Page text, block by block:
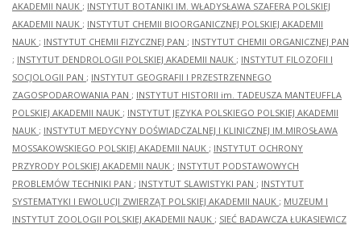
AKADEMII NAUK ; INSTYTUT BOTANIKI IM. WŁADYSŁAWA SZAFERA POLSKIEJ
AKADEMII NAUK ; INSTYTUT CHEMII BIOORGANICZNEJ POLSKIEJ AKADEMII
NAUK ; INSTYTUT CHEMII FIZYCZNEJ PAN ; INSTYTUT CHEMII ORGANICZNEJ PAN
; INSTYTUT DENDROLOGII POLSKIEJ AKADEMII NAUK ; INSTYTUT FILOZOFII I
SOCJOLOGII PAN ; INSTYTUT GEOGRAFII I PRZESTRZENNEGO
ZAGOSPODAROWANIA PAN ; INSTYTUT HISTORII im. TADEUSZA MANTEUFFLA
POLSKIEJ AKADEMII NAUK ; INSTYTUT JĘZYKA POLSKIEGO POLSKIEJ AKADEMII
NAUK ; INSTYTUT MEDYCYNY DOŚWIADCZALNEJ I KLINICZNEJ IM.MIROSŁAWA
MOSSAKOWSKIEGO POLSKIEJ AKADEMII NAUK ; INSTYTUT OCHRONY
PRZYRODY POLSKIEJ AKADEMII NAUK ; INSTYTUT PODSTAWOWYCH
PROBLEMÓW TECHNIKI PAN ; INSTYTUT SLAWISTYKI PAN ; INSTYTUT
SYSTEMATYKI I EWOLUCJI ZWIERZĄT POLSKIEJ AKADEMII NAUK ; MUZEUM I
INSTYTUT ZOOLOGII POLSKIEJ AKADEMII NAUK ; SIEĆ BADAWCZA ŁUKASIEWICZ